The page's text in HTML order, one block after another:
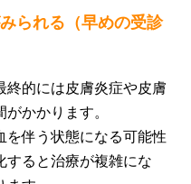
られる（早めの受診
終的には皮膚炎症や皮膚
かかります。
を伴う状態になる可能性
すると治療が複雑にな